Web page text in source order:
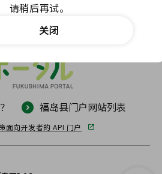
站 未找到此类页面。
福岛县门户网站列表
面向开发者的 API 门户
请稍后再试。
关闭